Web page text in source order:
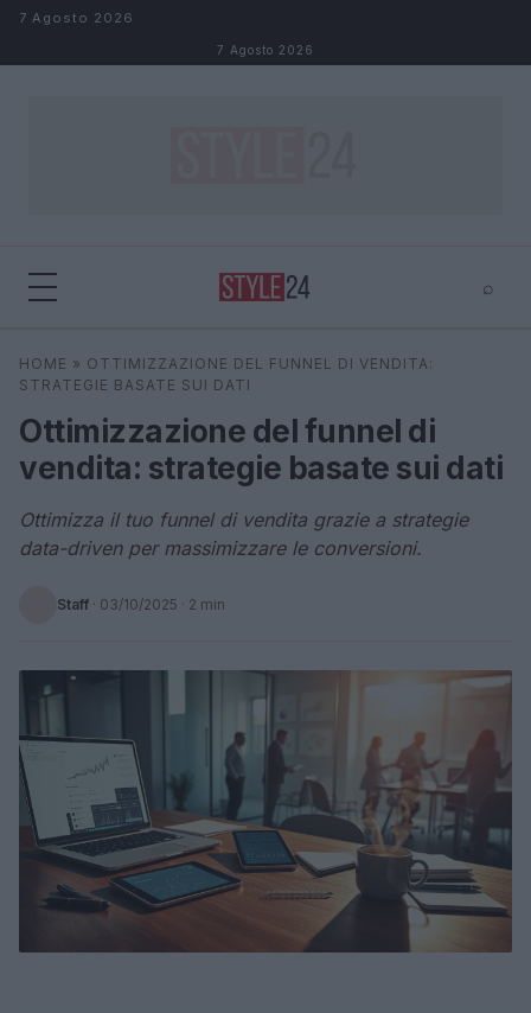
Salta al contenuto
7 Agosto 2026
7 Agosto 2026
⌕
Cerca
HOME » OTTIMIZZAZIONE DEL FUNNEL DI VENDITA:
STRATEGIE BASATE SUI DATI
Ottimizzazione del funnel di
vendita: strategie basate sui dati
Ottimizza il tuo funnel di vendita grazie a strategie
data-driven per massimizzare le conversioni.
Staff · 03/10/2025 · 2 min